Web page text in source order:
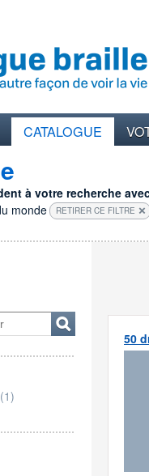
CATALOGUE
à votre recherche
monde RETIRER CE FILTRE
50
(1)